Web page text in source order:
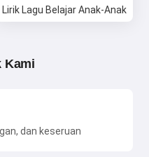
Lirik Lagu Belajar Anak-Anak
Kami
dan keseruan
layanan ini, Anda